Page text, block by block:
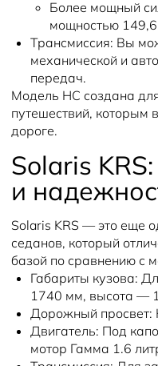
Более мощный
мощностью 149,6
Трансмиссия: Вы
механической и
передач.
Модель HC создана
путешествий, которым
дороге.
Solaris
и
Solaris KRS — это еще
седанов, который
базой по сравнению с
Габариты кузова:
1740 мм, высота —
Дорожный просвет:
Двигатель: Под
мотор Гамма 1.6